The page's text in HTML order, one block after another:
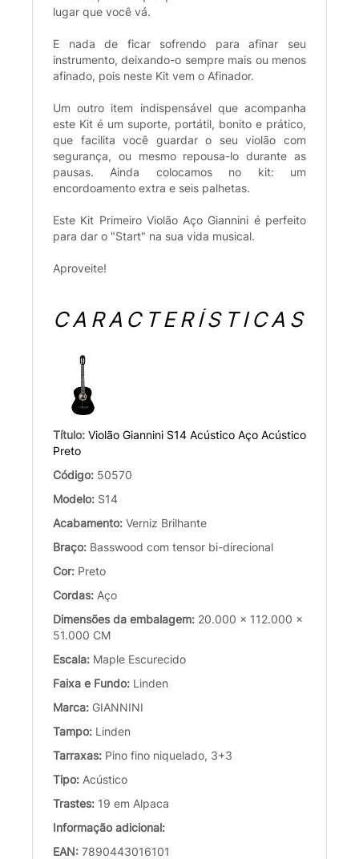
lugar que você vá.
E nada de ficar sofrendo para afinar seu
instrumento, deixando-o sempre mais ou menos
afinado, pois neste Kit vem o Afinador.
Um outro item indispensável que acompanha
este Kit é um suporte, portátil, bonito e prático,
que facilita você guardar o seu violão com
segurança, ou mesmo repousa-lo durante as
pausas. Ainda colocamos no kit: um
encordoamento extra e seis palhetas.
Este Kit Primeiro Violão Aço Giannini é perfeito
para dar o "Start" na sua vida musical.
Aproveite!
CARACTERÍSTICAS
Título: Violão Giannini S14 Acústico Aço Acústico
Preto
Código: 50570
Modelo: S14
Acabamento: Verniz Brilhante
Braço: Basswood com tensor bi-direcional
Cor: Preto
Cordas: Aço
Dimensões da embalagem: 20.000 x 112.000 x
51.000 CM
Escala: Maple Escurecido
Faixa e Fundo: Linden
Marca: GIANNINI
Tampo: Linden
Tarraxas: Pino fino niquelado, 3+3
Tipo: Acústico
Trastes: 19 em Alpaca
Informação adicional:
EAN: 7890443016101